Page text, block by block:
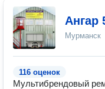
Ангар
Мурманск
116 оценок
Мультибрендовый